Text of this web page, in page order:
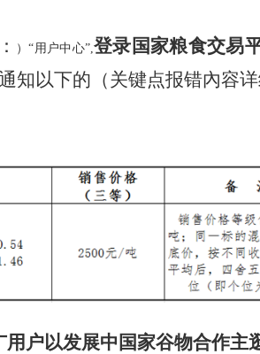
）“用户中心”,登录国家粮食交易
知以下的（关键点报错內容
户以发展中国家谷物合作主